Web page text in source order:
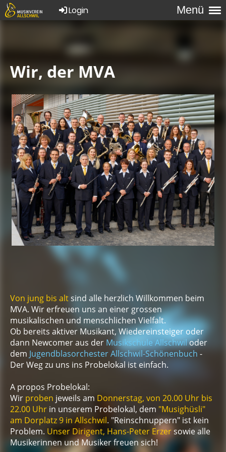
Menü
Login
Wir, der MVA
Von jung bis altsind alle herzlich Willkommen beim
MVA. Wir erfreuen uns an einer grossen
musikalischen und menschlichen Vielfalt.
Ob bereits aktiver Musikant, Wiedereinsteiger oder
dann Newcomer aus der Musikschule Allschwiloder
dem Jugendblasorchester Allschwil-Schönenbuch -
Der Weg zu uns ins Probelokal ist einfach.
A propos Probelokal:
Wir proben jeweils am Donnerstag, von 20.00 Uhr bis
22.00 Uhr in unserem Probelokal, dem "Musighüsli"
am Dorplatz 9 in Allschwil. "Reinschnuppern" ist kein
Problem. Unser Dirigent, Hans-Peter Erzersowie alle
Musikerinnen und Musiker freuen sich!